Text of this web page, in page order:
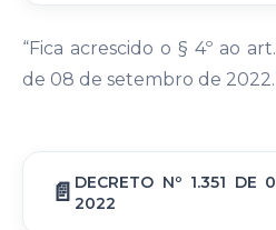
“Fica acrescido o § 4º ao
de 08 de setembro de
DECRETO Nº 1.351 DE
2022